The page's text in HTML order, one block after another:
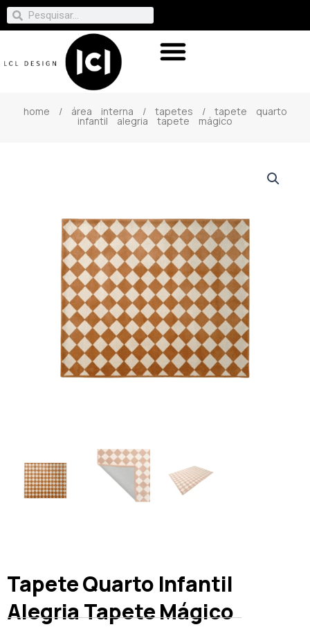
home / área interna / tapetes / tapete quarto
infantil alegria tapete mágico
Tapete Quarto Infantil
Alegria Tapete Mágico